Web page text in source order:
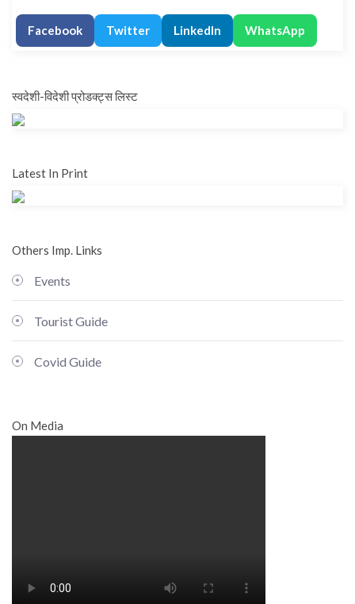
Facebook Twitter LinkedIn WhatsApp
स्वदेशी-विदेशी प्रोडक्ट्स लिस्ट
Latest In Print
Others Imp. Links
Events
Tourist Guide
Covid Guide
On Media